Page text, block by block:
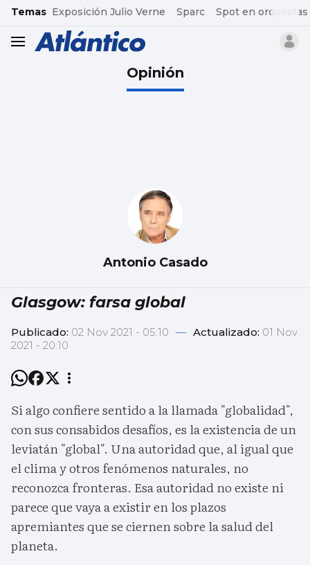
common.go-to-content
Temas Exposición Julio Verne Sparc Spot en orquestas
header.menu.open
Opinión
Antonio Casado
Glasgow: farsa global
Publicado: 02 Nov 2021 - 05:10 — Actualizado: 01 Nov
2021 - 20:10
Si algo confiere sentido a la llamada "globalidad",
con sus consabidos desafíos, es la existencia de un
leviatán "global". Una autoridad que, al igual que
el clima y otros fenómenos naturales, no
reconozca fronteras. Esa autoridad no existe ni
parece que vaya a existir en los plazos
apremiantes que se ciernen sobre la salud del
planeta.